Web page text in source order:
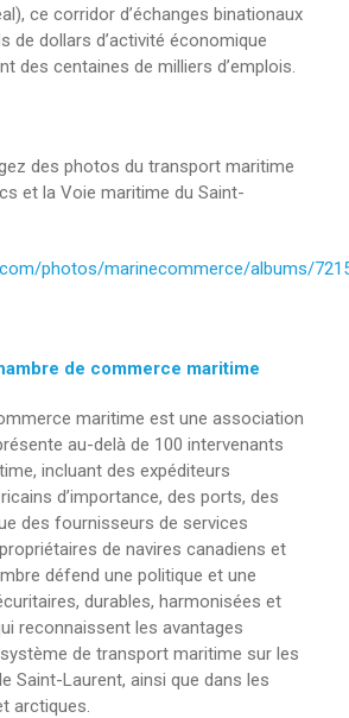
ce corridor d’échanges binationaux
de dollars d’activité économique
des centaines de milliers d’emplois.
des photos du transport maritime
et la Voie maritime du Saint-
photos/marinecommerce/albums/
de commerce maritime
maritime est une association
au-delà de 100 intervenants
incluant des expéditeurs
d’importance, des ports, des
des fournisseurs de services
de navires canadiens et
défend une politique et une
durables, harmonisées et
reconnaissent les avantages
de transport maritime sur les
Saint-Laurent, ainsi que dans les
arctiques.